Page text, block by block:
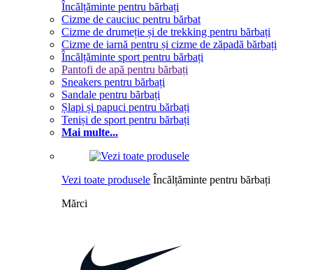
Încălțăminte pentru bărbați
Cizme de cauciuc pentru bărbat
Cizme de drumeție și de trekking pentru bărbați
Cizme de iarnă pentru și cizme de zăpadă bărbați
Încălțăminte sport pentru bărbați
Pantofi de apă pentru bărbați
Sneakers pentru bărbați
Sandale pentru bărbați
Șlapi și papuci pentru bărbați
Teniși de sport pentru bărbați
Mai multe...
Vezi toate produsele Încălțăminte pentru bărbați
Mărci